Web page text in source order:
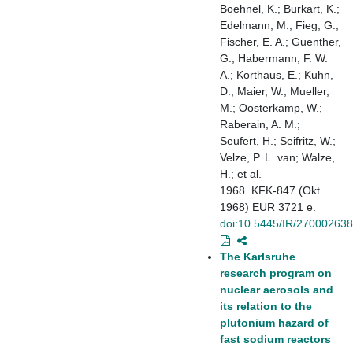
Boehnel, K.; Burkart, K.;
Edelmann, M.; Fieg, G.;
Fischer, E. A.; Guenther,
G.; Habermann, F. W.
A.; Korthaus, E.; Kuhn,
D.; Maier, W.; Mueller,
M.; Oosterkamp, W.;
Raberain, A. M.;
Seufert, H.; Seifritz, W.;
Velze, P. L. van; Walze,
H.; et al.
1968. KFK-847 (Okt.
1968) EUR 3721 e.
doi:10.5445/IR/270002638
The Karlsruhe
research program on
nuclear aerosols and
its relation to the
plutonium hazard of
fast sodium reactors